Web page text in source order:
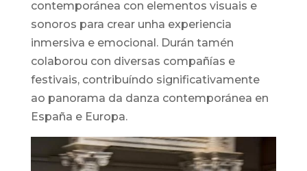
contemporánea con elementos visuais e
sonoros para crear unha experiencia
inmersiva e emocional. Durán tamén
colaborou con diversas compañías e
festivais, contribuíndo significativamente
ao panorama da danza contemporánea en
España e Europa.